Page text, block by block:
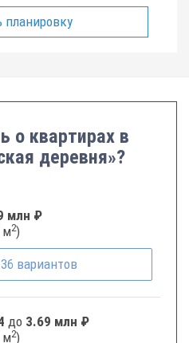
планировку
о квартирах в
деревня»?
млн ₽
м2)
36 вариантов
до 3.69 млн ₽
м2)